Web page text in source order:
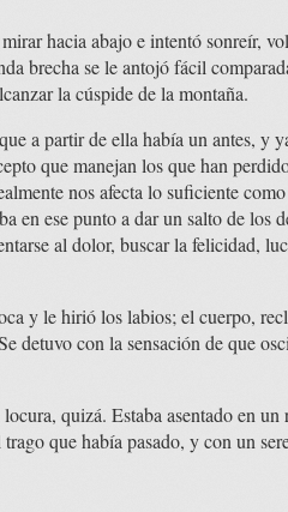
hacia abajo e intentó sonreír,
brecha se le antojó fácil
la cúspide de la montaña.
a partir de ella había un antes, y
que manejan los que han
nos afecta lo suficiente
en ese punto a dar un salto de los
al dolor, buscar la felicidad,
y le hirió los labios; el cuerpo,
detuvo con la sensación de que
quizá. Estaba asentado en
que había pasado, y con un